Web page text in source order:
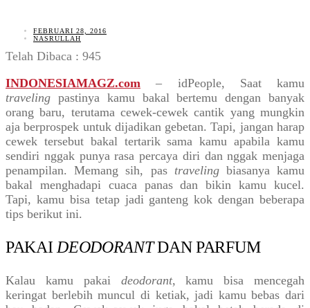
FEBRUARI 28, 2016
NASRULLAH
Telah Dibaca : 945
INDONESIAMAGZ.com – idPeople, Saat kamu
traveling pastinya kamu bakal bertemu dengan banyak
orang baru, terutama cewek-cewek cantik yang mungkin
aja berprospek untuk dijadikan gebetan. Tapi, jangan harap
cewek tersebut bakal tertarik sama kamu apabila kamu
sendiri nggak punya rasa percaya diri dan nggak menjaga
penampilan. Memang sih, pas traveling biasanya kamu
bakal menghadapi cuaca panas dan bikin kamu kucel.
Tapi, kamu bisa tetap jadi ganteng kok dengan beberapa
tips berikut ini.
PAKAI DEODORANTDAN PARFUM
Kalau kamu pakai deodorant, kamu bisa mencegah
keringat berlebih muncul di ketiak, jadi kamu bebas dari